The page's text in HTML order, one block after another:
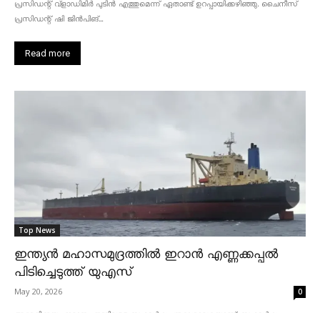
പ്രസിഡന്റ് വ്‌ളാഡിമിർ പുടിൻ എത്തുമെന്ന് ഏതാണ്ട് ഉറപ്പായിക്കഴിഞ്ഞു. ചൈനീസ്
പ്രസിഡന്റ് ഷി ജിൻപിങ്...
Read more
Top News
ഇന്ത്യൻ മഹാസമുദ്രത്തിൽ ഇറാൻ എണ്ണക്കപ്പൽ
പിടിച്ചെടുത്ത് യുഎസ്
May 20, 2026 0